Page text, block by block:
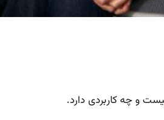
و چه کاربردی دارد.